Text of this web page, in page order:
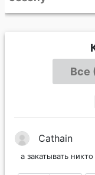
Все
Cathain
а закатывать